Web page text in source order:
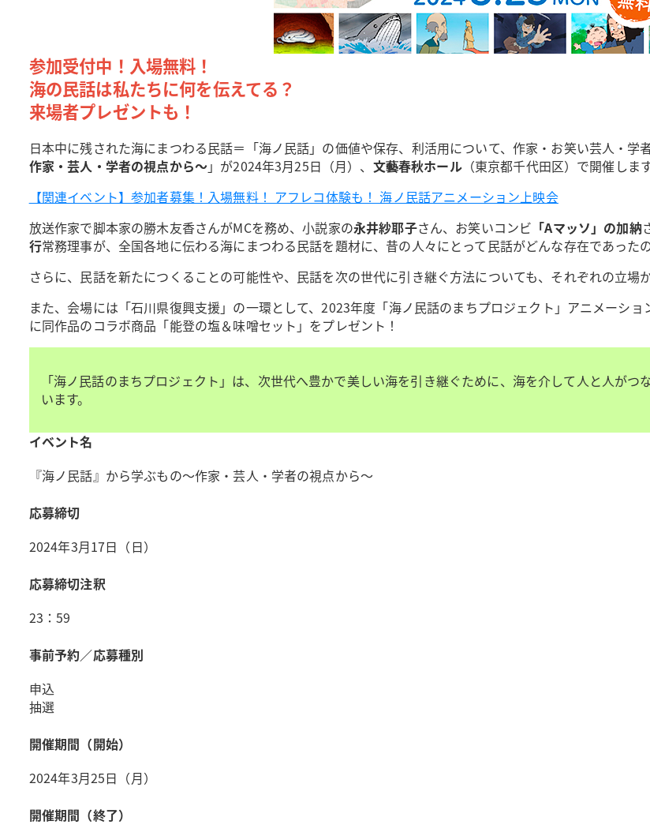
参加受付中！入場無料！
海の民話は私たちに何を伝えてる？
来場者プレゼントも！
日本中に残された海にまつわる民話＝「海ノ民話」の価値や保存、利活用について、作家・お笑い芸人・学
作家・芸人・学者の視点から～」が2024年3月25日（月）、 文藝春秋ホール（東京都千代田区）で開催します
【関連イベント】参加者募集！入場無料！ アフレコ体験も！ 海ノ民話アニメーション上映会
放送作家で脚本家の勝木友香さんがMCを務め、小説家の永井紗耶子さん、お笑いコンビ 「Aマッソ」の加納
行常務理事が、全国各地に伝わる海にまつわる民話を題材に、昔の人々にとって民話がどんな存在であった
さらに、民話を新たにつくることの可能性や、民話を次の世代に引き継ぐ方法についても、それぞれの立場
また、会場には「石川県復興支援」の一環として、2023年度「海ノ民話のまちプロジェクト」アニメーシ
に同作品のコラボ商品「能登の塩＆味噌セット」をプレゼント！
「海ノ民話のまちプロジェクト」は、次世代へ豊かで美しい海を引き継ぐために、海を介して人と人が
います。
イベント名
『海ノ民話』から学ぶもの～作家・芸人・学者の視点から～
応募締切
2024年3月17日（日）
応募締切注釈
23：59
事前予約／応募種別
申込
抽選
開催期間（開始）
2024年3月25日（月）
開催期間（終了）